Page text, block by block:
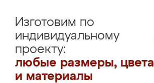
Изготовим по
индивидуальному
проекту:
любые размеры, цвета
и материалы